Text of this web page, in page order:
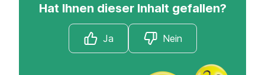
Hat Ihnen dieser Inhalt gefallen?
Ja Nein